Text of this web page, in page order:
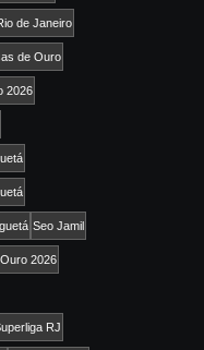
de Janeiro
de Ouro
2026
Seo Jamil
2026
RJ